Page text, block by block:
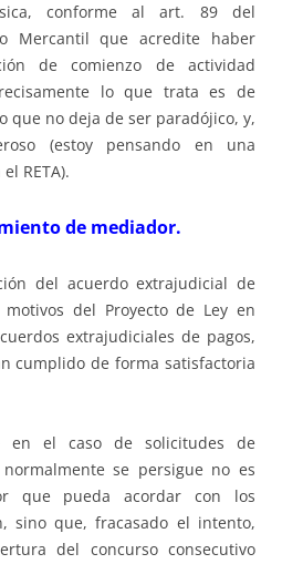
conforme al art. 89 del
Mercantil que acredite haber
de comienzo de actividad
lo que trata es de
que no deja de ser paradójico, y,
(estoy pensando en una
RETA).
de mediador.
del acuerdo extrajudicial de
del Proyecto de Ley en
extrajudiciales de pagos,
cumplido de forma satisfactoria
en el caso de solicitudes de
se persigue no es
que pueda acordar con los
sino que, fracasado el intento,
del concurso consecutivo